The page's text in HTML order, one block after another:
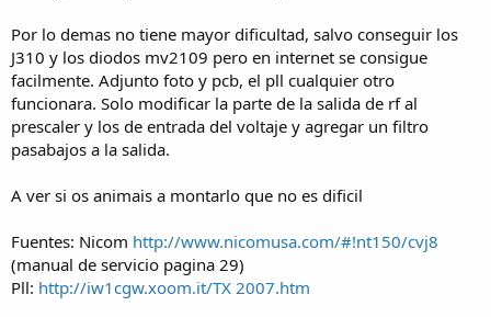
Por lo demas no tiene mayor dificultad, salvo conseguir los
J310 y los diodos mv2109 pero en internet se consigue
facilmente. Adjunto foto y pcb, el pll cualquier otro
funcionara. Solo modificar la parte de la salida de rf al
prescaler y los de entrada del voltaje y agregar un filtro
pasabajos a la salida.
A ver si os animais a montarlo que no es dificil
Fuentes: Nicom http://www.nicomusa.com/#!nt150/cvj8
(manual de servicio pagina 29)
Pll: http://iw1cgw.xoom.it/TX 2007.htm